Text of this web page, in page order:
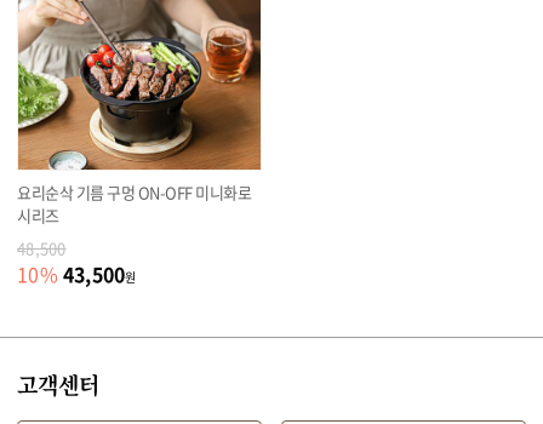
요리순삭 기름 구멍 ON-OFF 미니화로
시리즈
48,500
10% 43,500원
고객센터